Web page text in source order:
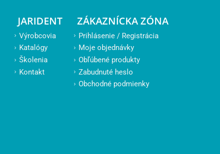
JARIDENT
Výrobcovia
Katalógy
Školenia
Kontakt
ZÁKAZNÍCKA ZÓNA
Prihlásenie / Registrácia
Moje objednávky
Obľúbené produkty
Zabudnuté heslo
Obchodné podmienky